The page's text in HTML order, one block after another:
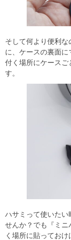
そして何より便利
に、ケースの裏面
付く場所にケースご
す。
ハサミって使いたい
せんか？でも『ミ
く場所に貼っておけ